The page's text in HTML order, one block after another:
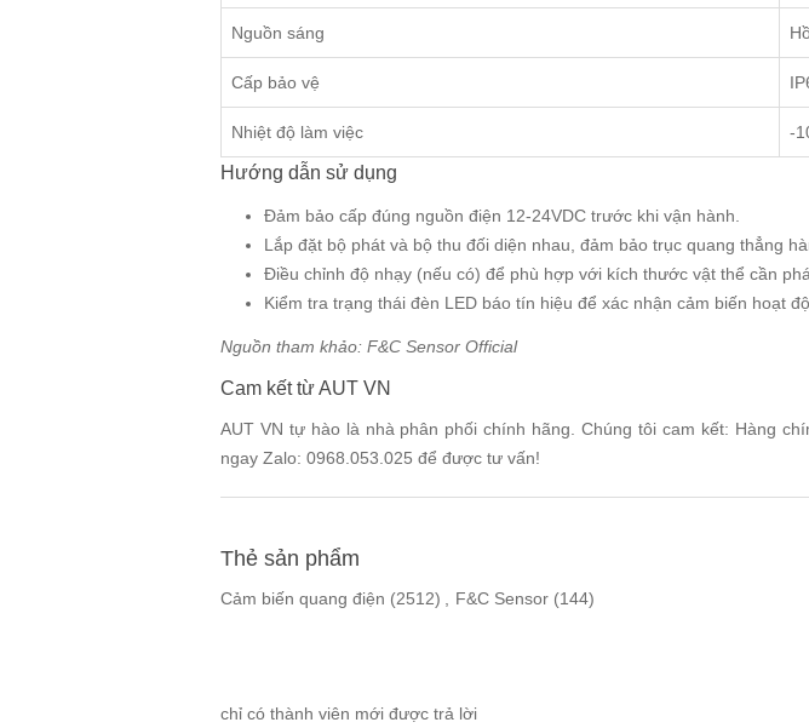
Nguồn sáng
Cấp bảo vệ
Nhiệt độ làm việc -
Hướng dẫn sử dụng
Đảm bảo cấp đúng nguồn điện 12-24VDC trước khi vận hành.
Lắp đặt bộ phát và bộ thu đối diện nhau, đảm bảo trục quang thẳng
Điều chỉnh độ nhạy (nếu có) để phù hợp với kích thước vật thể cần
Kiểm tra trạng thái đèn LED báo tín hiệu để xác nhận cảm biến hoạt
Nguồn tham khảo: F&C Sensor Official
Cam kết từ AUT VN
AUT VN tự hào là nhà phân phối chính hãng. Chúng tôi cam kết: Hàng
ngay Zalo: 0968.053.025 để được tư vấn!
Thẻ sản phẩm
Cảm biến quang điện (2512) F&C Sensor (144)
chỉ có thành viên mới được trả lời